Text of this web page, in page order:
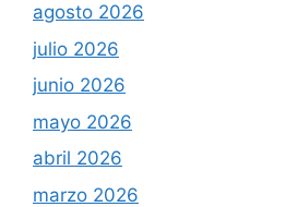
agosto 2026
julio 2026
junio 2026
mayo 2026
abril 2026
marzo 2026